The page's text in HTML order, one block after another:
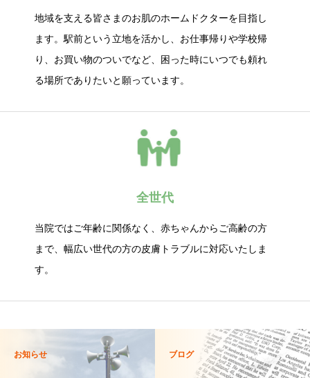
地域を支える皆さまのお肌のホームドクターを目指し
ます。駅前という立地を活かし、お仕事帰りや学校帰
り、お買い物のついでなど、困った時にいつでも頼れ
る場所でありたいと願っています。
全世代
当院ではご年齢に関係なく、赤ちゃんからご高齢の方
まで、幅広い世代の方の皮膚トラブルに対応いたしま
す。
お知らせ ブログ